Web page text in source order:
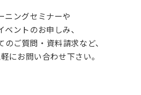
ニングセミナーや
ベントのお申しみ、
のご質問・資料請求など、
にお問い合わせ下さい。